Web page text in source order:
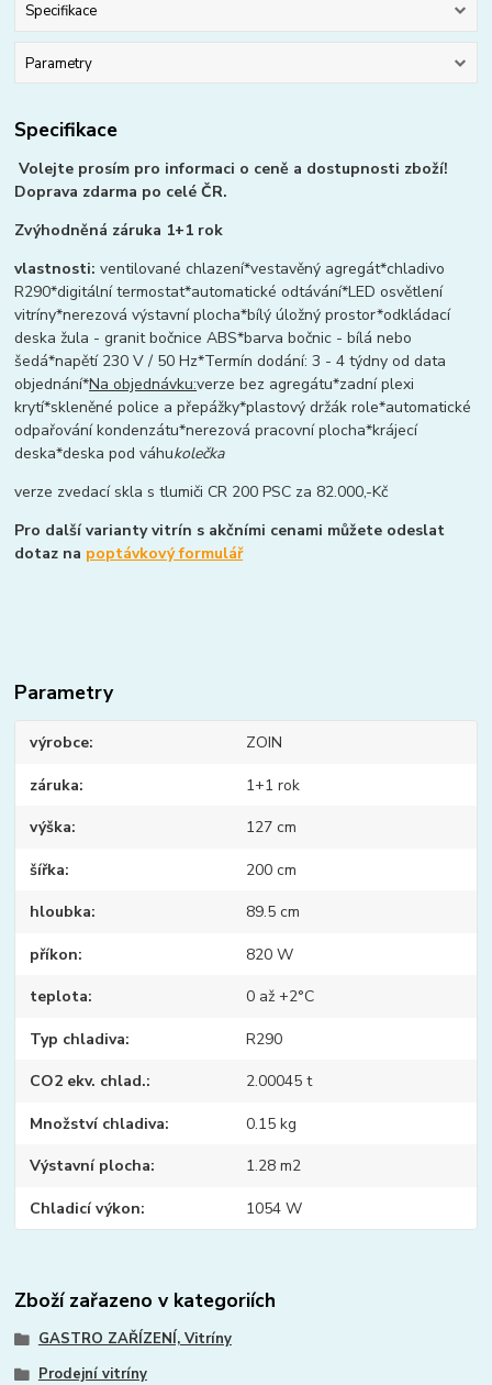
Specifikace
Parametry
Specifikace
Volejte prosím pro informaci o ceně a dostupnosti zboží!
Doprava zdarma po celé ČR.
Zvýhodněná záruka 1+1 rok
vlastnosti:ventilované chlazení*vestavěný agregát*chladivo
R290*digitální termostat*automatické odtávání*LED osvětlení
vitríny*nerezová výstavní plocha*bílý úložný prostor*odkládací
deska žula - granit bočnice ABS*barva bočnic - bílá nebo
šedá*napětí 230 V / 50 Hz*Termín dodání: 3 - 4 týdny od data
objednání*Na objednávku:verze bez agregátu*zadní plexi
krytí*skleněné police a přepážky*plastový držák role*automatické
odpařování kondenzátu*nerezová pracovní plocha*krájecí
deska*deska pod váhukolečka
verze zvedací skla s tlumiči CR 200 PSC za 82.000,-Kč
Pro další varianty vitrín s akčními cenami můžete odeslat
dotaz na poptávkový formulář
Parametry
výrobce ZOIN
záruka 1+1 rok
výška 127 cm
šířka 200 cm
hloubka 89.5 cm
příkon 820 W
teplota 0 až +2°C
Typ chladiva R290
CO2 ekv. chlad. 2.00045 t
Množství chladiva 0.15 kg
Výstavní plocha 1.28 m2
Chladicí výkon 1054 W
Zboží zařazeno v kategoriích
GASTRO ZAŘÍZENÍ, Vitríny
Prodejní vitríny